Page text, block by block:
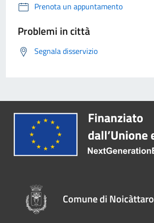
Prenota un appuntamento
Problemi in città
Segnala disservizio
Comune di Noicàttaro